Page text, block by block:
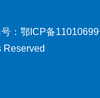
： 鄂ICP备
Reserved